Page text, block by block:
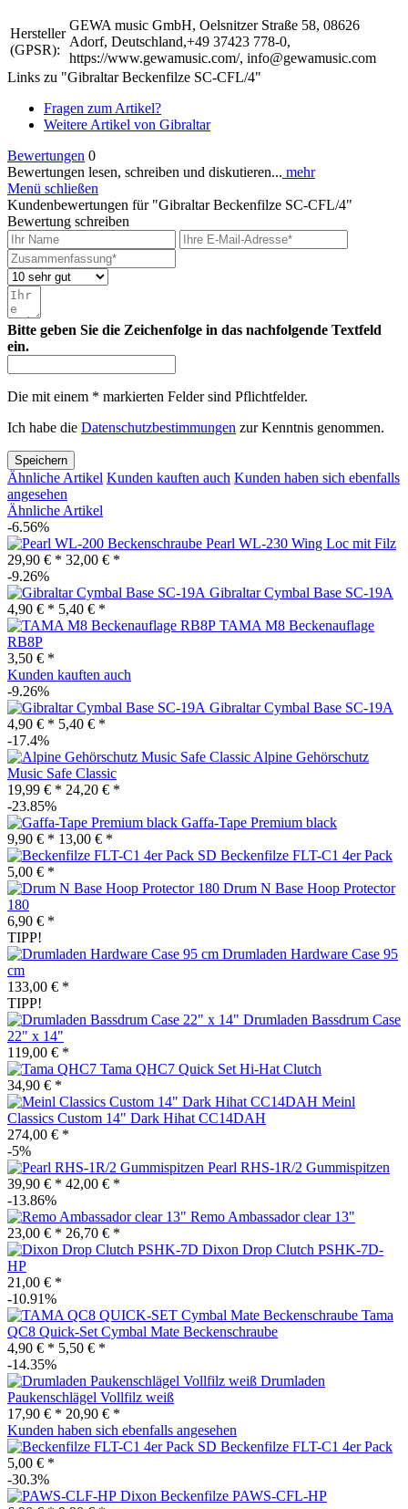
Hersteller
(GPSR):
GEWA music GmbH, Oelsnitzer Straße 58, 08626
Adorf, Deutschland,+49 37423 778-0,
https://www.gewamusic.com/, info@gewamusic.com
Links zu "Gibraltar Beckenfilze SC-CFL/4"
Fragen zum Artikel?
Weitere Artikel von Gibraltar
Bewertungen 0
Bewertungen lesen, schreiben und diskutieren... mehr
Menü schließen
Kundenbewertungen für "Gibraltar Beckenfilze SC-CFL/4"
Bewertung schreiben
Bitte geben Sie die Zeichenfolge in das nachfolgende Textfeld
ein.
Die mit einem * markierten Felder sind Pflichtfelder.
Ich habe die Datenschutzbestimmungen zur Kenntnis genommen.
Speichern
Ähnliche Artikel Kunden kauften auch Kunden haben sich ebenfalls
angesehen
Ähnliche Artikel
-6.56%
Pearl WL-230 Wing Loc mit Filz
29,90 € * 32,00 € *
-9.26%
Gibraltar Cymbal Base SC-19A
4,90 € * 5,40 € *
TAMA M8 Beckenauflage
RB8P
3,50 € *
Kunden kauften auch
-9.26%
Gibraltar Cymbal Base SC-19A
4,90 € * 5,40 € *
-17.4%
Alpine Gehörschutz
Music Safe Classic
19,99 € * 24,20 € *
-23.85%
Gaffa-Tape Premium black
9,90 € * 13,00 € *
SD Beckenfilze FLT-C1 4er Pack
5,00 € *
Drum N Base Hoop Protector
180
6,90 € *
TIPP!
Drumladen Hardware Case 95
cm
133,00 € *
TIPP!
Drumladen Bassdrum Case
22" x 14"
119,00 € *
Tama QHC7 Quick Set Hi-Hat Clutch
34,90 € *
Meinl
Classics Custom 14" Dark Hihat CC14DAH
274,00 € *
-5%
Pearl RHS-1R/2 Gummispitzen
39,90 € * 42,00 € *
-13.86%
Remo Ambassador clear 13"
23,00 € * 26,70 € *
Dixon Drop Clutch PSHK-7D-
HP
21,00 € *
-10.91%
Tama
QC8 Quick-Set Cymbal Mate Beckenschraube
4,90 € * 5,50 € *
-14.35%
Drumladen
Paukenschlägel Vollfilz weiß
17,90 € * 20,90 € *
Kunden haben sich ebenfalls angesehen
SD Beckenfilze FLT-C1 4er Pack
5,00 € *
-30.3%
Dixon Beckenfilze PAWS-CFL-HP